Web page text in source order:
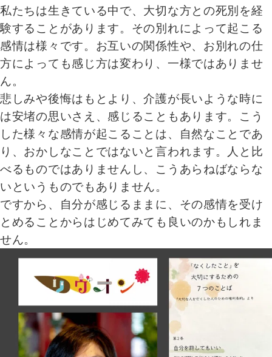
私たちは生きている中で、大切な方との死別を経
験することがあります。その別れによって起こる
感情は様々です。お互いの関係性や、お別れの仕
方によっても感じ方は変わり、一様ではありませ
ん。
悲しみや後悔はもとより、介護が長いような時に
は安堵の思いさえ、感じることもあります。こう
した様々な感情が起こることは、自然なことであ
り、おかしなことではないと言われます。人と比
べるものではありませんし、こうあらねばならな
いというものでもありません。
ですから、自分が感じるままに、その感情を受け
とめることからはじめてみても良いのかもしれま
せん。